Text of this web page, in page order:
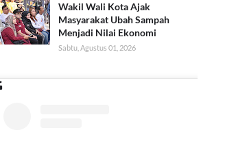
Wakil Wali Kota Ajak
Masyarakat Ubah Sampah
Menjadi Nilai Ekonomi
Sabtu, Agustus 01, 2026